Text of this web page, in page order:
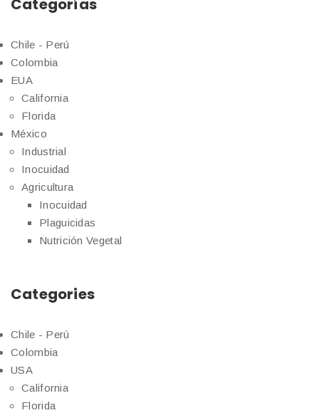
Categorías
Chile - Perú
Colombia
EUA
California
Florida
México
Industrial
Inocuidad
Agricultura
Inocuidad
Plaguicidas
Nutrición Vegetal
Categories
Chile - Perú
Colombia
USA
California
Florida